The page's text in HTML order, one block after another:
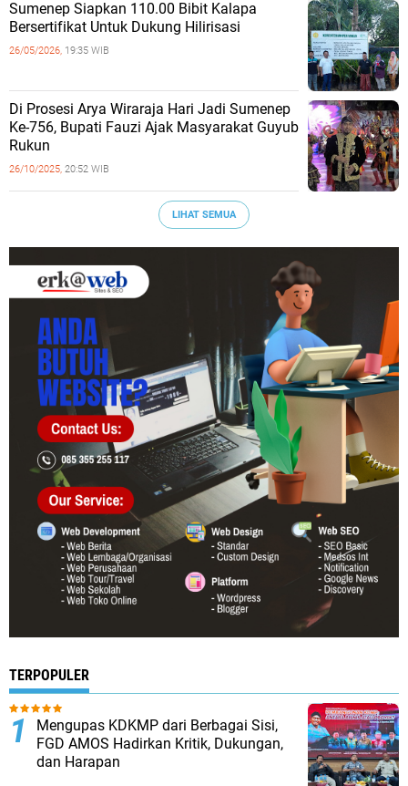
Sumenep Siapkan 110.00 Bibit Kalapa
Bersertifikat Untuk Dukung Hilirisasi
26/05/2026, 19:35 WIB
Di Prosesi Arya Wiraraja Hari Jadi Sumenep
Ke-756, Bupati Fauzi Ajak Masyarakat Guyub
Rukun
26/10/2025, 20:52 WIB
LIHAT SEMUA
TERPOPULER
Mengupas KDKMP dari Berbagai Sisi,
FGD AMOS Hadirkan Kritik, Dukungan,
dan Harapan